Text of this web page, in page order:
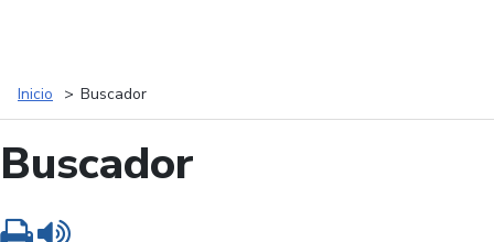
Inicio Buscador
Buscador
Imprimir